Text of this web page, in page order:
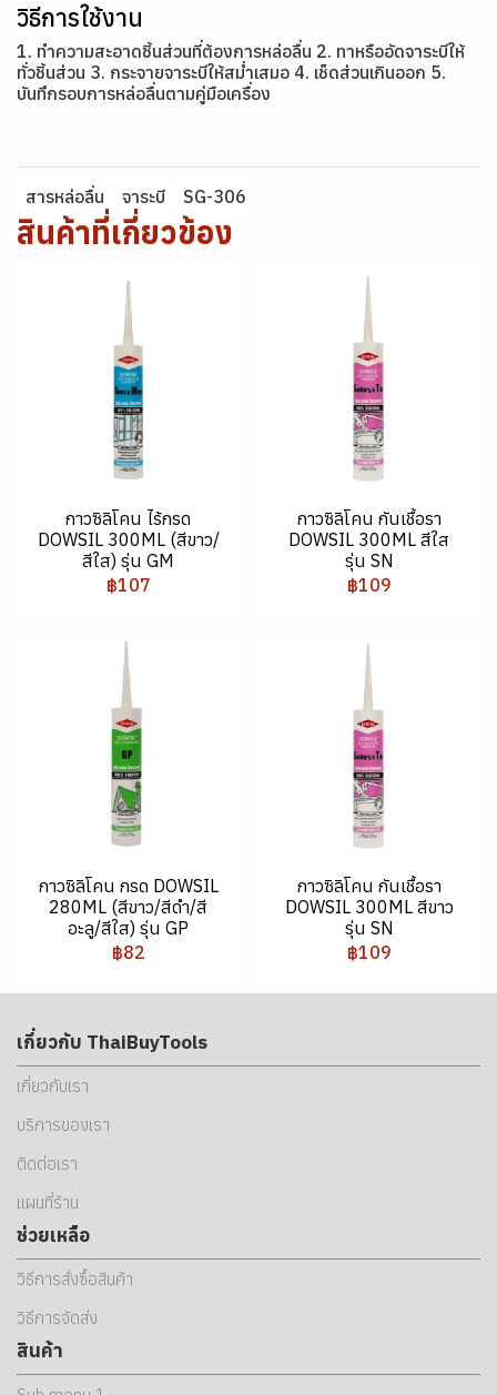
วิธีการใช้งาน
1. ทำความสะอาดชิ้นส่วนที่ต้องการหล่อลื่น 2. ทาหรืออัดจาระบีให้
ทั่วชิ้นส่วน 3. กระจายจาระบีให้สม่ำเสมอ 4. เช็ดส่วนเกินออก 5.
บันทึกรอบการหล่อลื่นตามคู่มือเครื่อง
สารหล่อลื่น จาระบี SG-306
สินค้าที่เกี่ยวข้อง
กาวซิลิโคน ไร้กรด
DOWSIL 300ML (สีขาว/
สีใส) รุ่น GM
฿107
กาวซิลิโคน กันเชื้อรา
DOWSIL 300ML สีใส
รุ่น SN
฿109
กาวซิลิโคน กรด DOWSIL
280ML (สีขาว/สีดำ/สี
อะลู/สีใส) รุ่น GP
฿82
กาวซิลิโคน กันเชื้อรา
DOWSIL 300ML สีขาว
รุ่น SN
฿109
เกี่ยวกับ ThaiBuyTools
เกี่ยวกับเรา
บริการของเรา
ติดต่อเรา
แผนที่ร้าน
ช่วยเหลือ
วิธีการสั่งซื้อสินค้า
วิธีการจัดส่ง
สินค้า